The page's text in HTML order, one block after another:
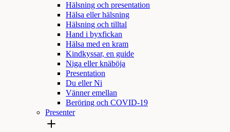
Hälsning och presentation
Hälsa eller hälsning
Hälsning och tilltal
Hand i byxfickan
Hälsa med en kram
Kindkyssar, en guide
Niga eller knäböja
Presentation
Du eller Ni
Vänner emellan
Beröring och COVID-19
Presenter